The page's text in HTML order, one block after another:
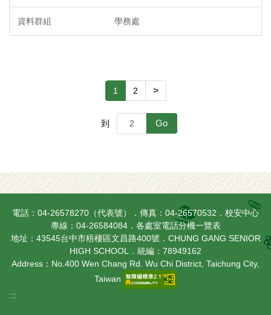
學務處
1 2 >
到 Go
電話：04-26578270（代表號）．傳真：04-26570532．校安中心
專線：04-26584084． 各處室電話分機一覽表
地址：43545台中市梧棲區文昌路400號．CHUNG GANG SENIOR
HIGH SCHOOL．統編：78949162
Address：No.400 Wen Chang Rd. Wu Chi District, Taichung City,
Taiwan
:::